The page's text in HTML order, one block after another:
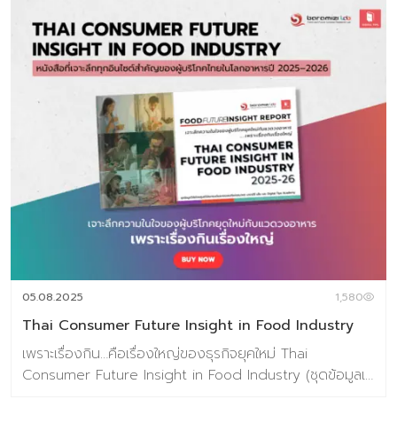
การแค่ “ตามเทรนด์” ไม่พออีกต่อไปแต่ต้อง มองเห็นอนาคต
ก่อนใคร เพื่อวางกลยุทธ์ให้แม่นยำ (ชุดข้อมูลเทรนด์อยู่ในรูป
แบบ E-Book ) เนื้อหาภายในเล่ม 186 หน้า ครอบคลุม
Introduction แนวคิด ทฤษฎีและสมมติฐานงานวิจัย บทที่
1 Future Food Trend เปิดมุมมองเพื่อมองเห็นโอกาสในภาพ
รวมอุตสาหกรรมอาหารแห่งอนาคต 10 แนวโน้มธุรกิจอาหาร
แห่งอนาคต ประกอบไปด้วย 1. Well-Mental Eating 2.
Personalized Nutrition 3. Edible Beauty 4. Through
the root 5. Eye Foodie 6. Extraordinary Meal 7.
Alternative Nutrition 8. Foods for the world 9.
Localized Chain 10. FoodTech บทที่ 2 Food Market
Analysis (Global) ข้อมูลสถานการณ์ตลาดของอุตสาหกรรม
อาหาร บทที่ 3 ข้อมูลกรณีศึกษากว่า 100 เคส บทที่ 4 ผลการ
วิจัยผู้บริโภคชาวไทย 800 ตัวอย่างเกี่ยวกับการตอบรับเท
เต็ม 3,990 บาท หากมีคำถามเ […]
05.08.2025 1,580
Thai Consumer Future Insight in Food Industry
เพราะเรื่องกิน…คือเรื่องใหญ่ของธุรกิจยุคใหม่ Thai
Consumer Future Insight in Food Industry (ชุดข้อมูลเท